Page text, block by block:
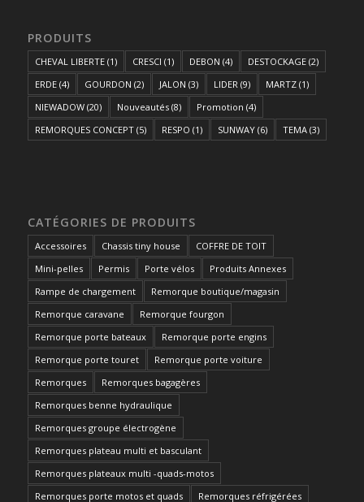
PRODUITS
CHEVAL LIBERTE(1) CRESCI (1) DEBON (4) DESTOCKAGE(2)
ERDE(4) GOURDON (2) JALON (3) LIDER (9) MARTZ(1)
NIEWADOW(20) Nouveautés(8) Promotion (4)
REMORQUES CONCEPT(5) RESPO (1) SUNWAY(6) TEMA(3)
CATÉGORIES DE PRODUITS
Accessoires Chassis tiny house
COFFRE DE TOIT
Mini-pelles
Permis Porte vélos
Produits Annexes
Rampe de chargement
Remorque boutique/magasin
Remorque caravane
Remorque fourgon
Remorque porte bateaux
Remorque porte engins
Remorque porte touret
Remorque porte voiture
Remorques
Remorques bagagères
Remorques benne hydraulique
Remorques groupe électrogène
Remorques plateau multi et basculant
Remorques plateaux multi -quads-motos
Remorques porte motos et quads
Remorques réfrigérées